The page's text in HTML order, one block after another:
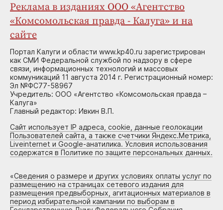
Реклама в изданиях ООО «Агентство
«Комсомольская правда - Калуга» и на
сайте
Портал Калуги и области www.kp40.ru зарегистрирован
как СМИ Федеральной службой по надзору в сфере
связи, информационных технологий и массовых
коммуникаций 11 августа 2014 г. Регистрационный номер:
Эл №ФС77-58967
Учредитель: ООО «Агентство «Комсомольская правда –
Калуга»
Главный редактор: Ивкин В.П.
Сайт использует IP адреса, cookie, данные геолокации
Пользователей сайта, а также счетчики Яндекс.Метрика,
Liveinternet и Google-анатилика. Условия использования
содержатся в Политике по защите персональных данных.
«Сведения о размере и других условиях оплаты услуг по
размещению на страницах сетевого издания для
размещения предвыборных, агитационных материалов в
период избирательной кампании по выборам в